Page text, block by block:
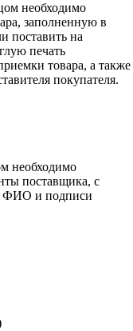
необходимо
заполненную в
поставить на
печать
товара, а также
покупателя.
необходимо
поставщика, с
ФИО и подписи